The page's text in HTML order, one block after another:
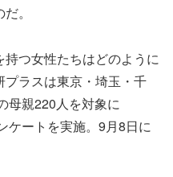
。
つ女性たちはどのように
ラスは東京・埼玉・千
母親220人を対象に
ケートを実施。9月8日に